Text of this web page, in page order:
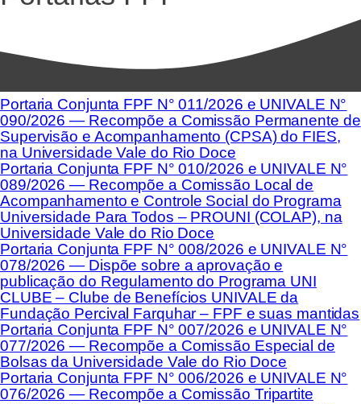
Portaria Conjunta FPF N° 011/2026 e UNIVALE N°
090/2026 — Recompõe a Comissão Permanente de
Supervisão e Acompanhamento (CPSA) do FIES,
na Universidade Vale do Rio Doce
Portaria Conjunta FPF N° 010/2026 e UNIVALE N°
089/2026 — Recompõe a Comissão Local de
Acompanhamento e Controle Social do Programa
Universidade Para Todos – PROUNI (COLAP), na
Universidade Vale do Rio Doce
Portaria Conjunta FPF N° 008/2026 e UNIVALE N°
078/2026 — Dispõe sobre a aprovação e
publicação do Regulamento do Programa UNI
CLUBE – Clube de Benefícios UNIVALE da
Fundação Percival Farquhar – FPF e suas mantidas
Portaria Conjunta FPF N° 007/2026 e UNIVALE N°
077/2026 — Recompõe a Comissão Especial de
Bolsas da Universidade Vale do Rio Doce
Portaria Conjunta FPF N° 006/2026 e UNIVALE N°
076/2026 — Recompõe a Comissão Tripartite